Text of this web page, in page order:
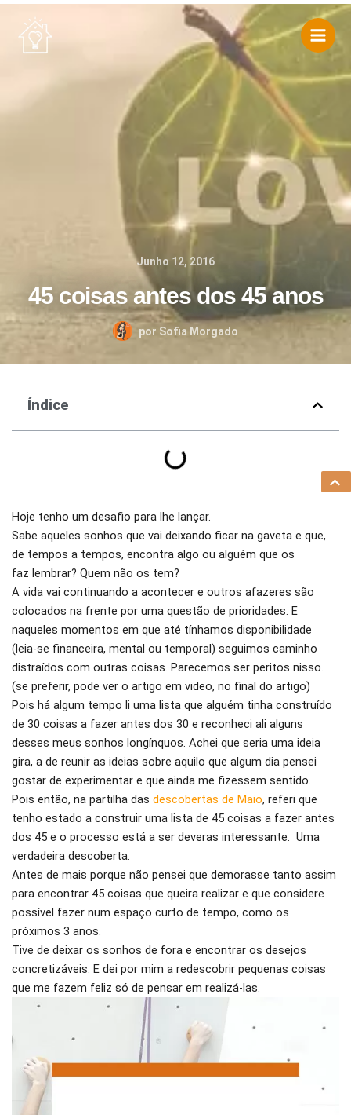
Skip
content
Junho 12, 2016
45 coisas antes dos 45 anos
por Sofia Morgado
Índice
Hoje tenho um desafio para lhe lançar.
Sabe aqueles sonhos que vai deixando ficar na gaveta e que,
de tempos a tempos, encontra algo ou alguém que os
faz lembrar? Quem não os tem?
A vida vai continuando a acontecer e outros afazeres são
colocados na frente por uma questão de prioridades. E
naqueles momentos em que até tínhamos disponibilidade
(leia-se financeira, mental ou temporal) seguimos caminho
distraídos com outras coisas. Parecemos ser peritos nisso.
(se preferir, pode ver o artigo em video, no final do artigo)
Pois há algum tempo li uma lista que alguém tinha construído
de 30 coisas a fazer antes dos 30 e reconheci ali alguns
desses meus sonhos longínquos. Achei que seria uma ideia
gira, a de reunir as ideias sobre aquilo que algum dia pensei
gostar de experimentar e que ainda me fizessem sentido.
Pois então, na partilha das descobertas de Maio, referi que
tenho estado a construir uma lista de 45 coisas a fazer antes
dos 45 e o processo está a ser deveras interessante. Uma
verdadeira descoberta.
Antes de mais porque não pensei que demorasse tanto assim
para encontrar 45 coisas que queira realizar e que considere
possível fazer num espaço curto de tempo, como os
próximos 3 anos.
Tive de deixar os sonhos de fora e encontrar os desejos
concretizáveis. E dei por mim a redescobrir pequenas coisas
que me fazem feliz só de pensar em realizá-las.